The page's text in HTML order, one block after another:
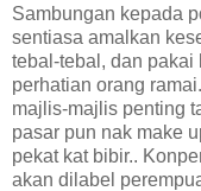
Sambungan kepada
sentiasa amalkan
tebal-tebal, dan pakai
perhatian orang
majlis-majlis penting
pasar pun nak make
pekat kat bibir..
akan dilabel